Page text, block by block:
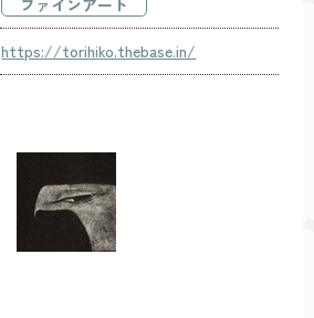
ファインアート
https://torihiko.thebase.in/